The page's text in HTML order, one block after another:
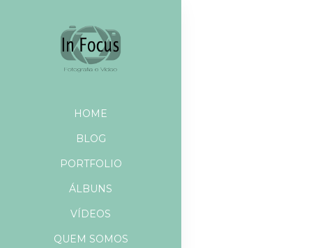
HOME
BLOG
PORTFOLIO
ÁLBUNS
VÍDEOS
QUEM SOMOS